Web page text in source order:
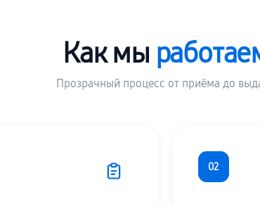
Как мы
Прозрачный процесс от приёма до
02